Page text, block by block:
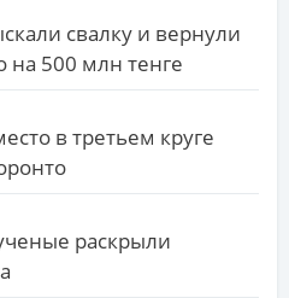
свалку и вернули
на 500 млн тенге
в третьем круге
раскрыли